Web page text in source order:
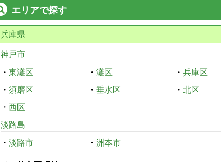
エリアで探す
兵庫県
神戸市
・ 東灘区 ・ 灘区 ・ 兵庫区
・ 須磨区 ・ 垂水区 ・ 北区
・ 西区
淡路島
・ 淡路市 ・ 洲本市